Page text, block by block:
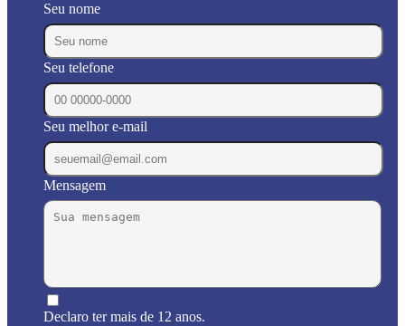
Seu nome
Seu telefone
Seu melhor e-mail
Mensagem
Declaro ter mais de 12 anos.